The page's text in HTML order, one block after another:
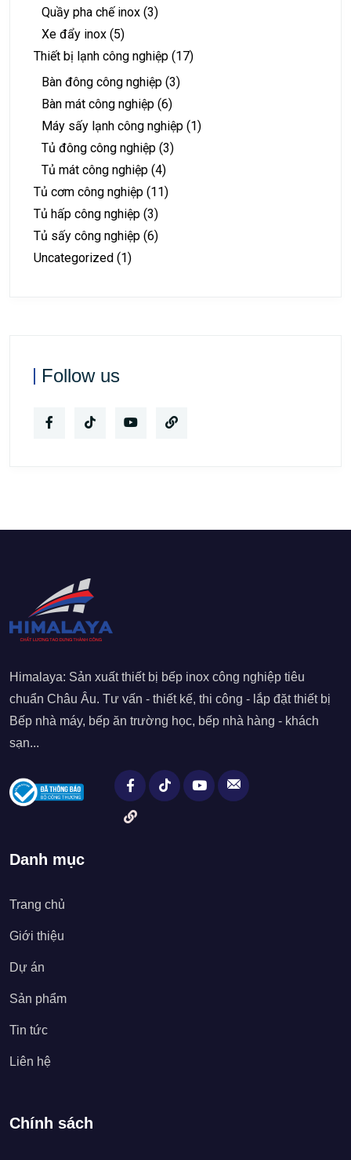
Quầy pha chế inox (3)
Xe đẩy inox (5)
Thiết bị lạnh công nghiệp (17)
Bàn đông công nghiệp (3)
Bàn mát công nghiệp (6)
Máy sấy lạnh công nghiệp (1)
Tủ đông công nghiệp (3)
Tủ mát công nghiệp (4)
Tủ cơm công nghiệp (11)
Tủ hấp công nghiệp (3)
Tủ sấy công nghiệp (6)
Uncategorized (1)
Follow us
Himalaya: Sản xuất thiết bị bếp inox công nghiệp tiêu
chuẩn Châu Âu. Tư vấn - thiết kế, thi công - lắp đặt thiết bị
Bếp nhà máy, bếp ăn trường học, bếp nhà hàng - khách
sạn...
Danh mục
Trang chủ
Giới thiệu
Dự án
Sản phẩm
Tin tức
Liên hệ
Chính sách